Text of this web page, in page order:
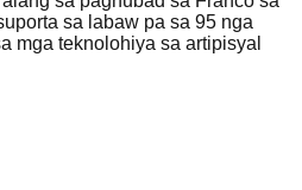
sa labaw pa sa 95 nga
mga teknolohiya sa artipisyal